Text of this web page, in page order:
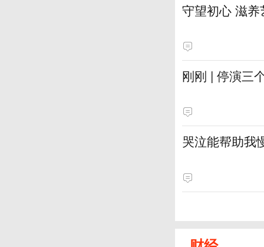
守望初心 滋
刚刚 | 停演三
哭泣能帮助我